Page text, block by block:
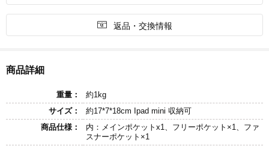
 返品・交換情報
商品詳細
重量：
約1kg
サイズ：
約17*7*18cm Ipad mini 収納可
商品仕様：
内：メインポケットx1、フリーポケット×1、ファ
スナーポケット×1